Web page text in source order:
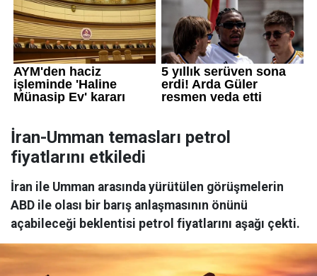
İran-Umman temasları petrol
fiyatlarını etkiledi
İran ile Umman arasında yürütülen görüşmelerin
ABD ile olası bir barış anlaşmasının önünü
açabileceği beklentisi petrol fiyatlarını aşağı çekti.